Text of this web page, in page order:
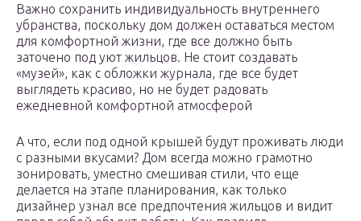
Важно сохранить индивидуальность внутреннего
убранства, поскольку дом должен оставаться местом
для комфортной жизни, где все должно быть
заточено под уют жильцов. Не стоит создавать
«музей», как с обложки журнала, где все будет
выглядеть красиво, но не будет радовать
ежедневной комфортной атмосферой
А что, если под одной крышей будут проживать люди
с разными вкусами? Дом всегда можно грамотно
зонировать, уместно смешивая стили, что еще
делается на этапе планирования, как только
дизайнер узнал все предпочтения жильцов и видит